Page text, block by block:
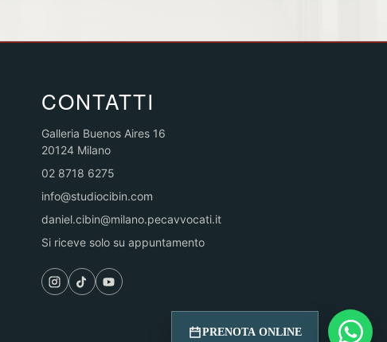
CONTATTI
Galleria Buenos Aires 16
20124 Milano
02 8718 6275
info@studiocibin.com
daniel.cibin@milano.pecavvocati.it
Si riceve solo su appuntamento
PRENOTA ONLINE